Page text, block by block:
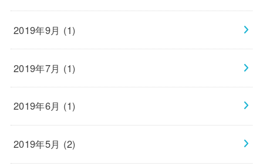
2019年9月 (1)
2019年7月 (1)
2019年6月 (1)
2019年5月 (2)